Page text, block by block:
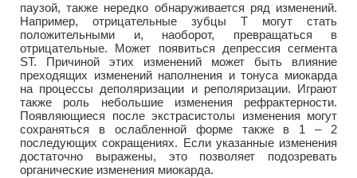
паузой, также нередко обнаруживается ряд изменений.
Например, отрицательные зубцы Т могут стать
положительными и, наоборот, превращаться в
отрицательные. Может появиться депрессия сегмента
ST. Причиной этих изменений может быть влияние
преходящих изменений наполнения и тонуса миокарда
на процессы деполяризации и реполяризации. Играют
также роль небольшие изменения рефрактерности.
Появляющиеся после экстрасистолы изменения могут
сохраняться в ослабленной форме также в 1 – 2
последующих сокращениях. Если указанные изменения
достаточно выражены, это позволяет подозревать
органические изменения миокарда.